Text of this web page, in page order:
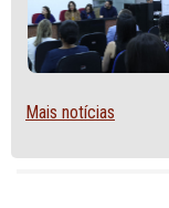
Mais notícias